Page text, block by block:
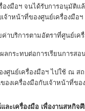
องมือฯ จนได้รับการอนุมัติ
จ้าหน้าที่ของศูนย์เครื่องมือ
าบริการตามอัตราที่ศูนย์เค
ลกระทบต่อการเรียนการส
นย์เครื่องมือฯ ไปใช้ ณ ส
งเครื่องมือกับเจ้าหน้าที่ข
ละเครื่องมือ เพื่องานสหกิ